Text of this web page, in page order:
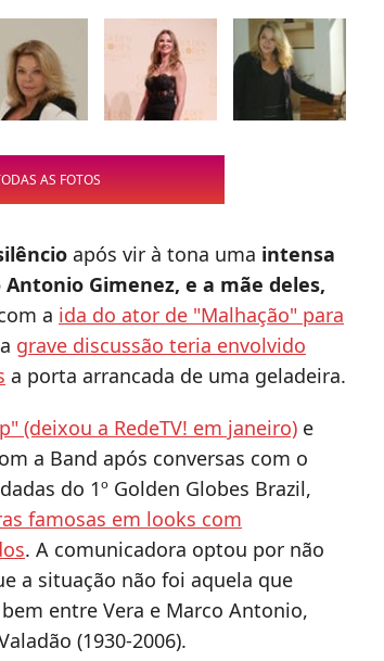
AS FOTOS
após vir à tona uma intensa
Gimenez, e a mãe deles,
a ida do ator de "Malhação" para
grave discussão teria envolvido
a porta arrancada de uma geladeira.
(deixou a RedeTV! em janeiro) e
a Band após conversas com o
do 1º Golden Globes Brazil,
famosas em looks com
. A comunicadora optou por não
a situação não foi aquela que
entre Vera e Marco Antonio,
(1930-2006).